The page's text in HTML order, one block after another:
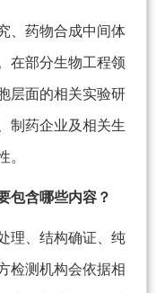
、药物合成中间体
在部分生物工程领
层面的相关实验研
制药企业及相关生
。
包含哪些内容？
理、结构确证、纯
检测机构会依据相